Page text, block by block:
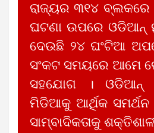
ରାଜ୍ୟର ୩୧୪
ଘଟଣା ଉପରେ
ଦେଉଛି ୨୪ ଘଂଟିଆ
ସଂକଟ ସମୟରେ ଆମେ
ସହଯୋଗ । ଓଡିଆନ୍
ମିଡିଆକୁ ଆର୍ଥିକ
ସାମ୍ବାଦିକତାକୁ